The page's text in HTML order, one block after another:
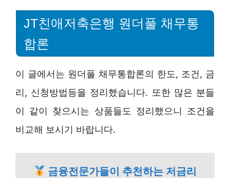
JT친애저축은행 원더풀 채무통
합론
이 글에서는 원더풀 채무통합론의 한도, 조건, 금
리, 신청방법등을 정리했습니다. 또한 많은 분들
이 같이 찾으시는 상품들도 정리했으니 조건을
비교해 보시기 바랍니다.
금융전문가들이 추천하는 저금리